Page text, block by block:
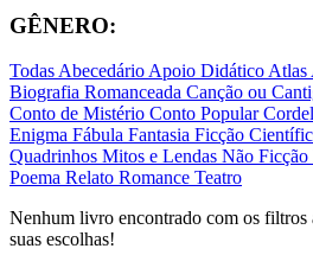
GÊNERO:
TodasAbecedárioApoio DidáticoAtlas
Biografia Romanceada Canção ou
Conto de Mistério Conto PopularCordel
Enigma Fábula Fantasia Ficção
Quadrinhos Mitos e Lendas Não Ficção
Poema Relato Romance Teatro
Nenhum livro encontrado com os filtros
suas escolhas!